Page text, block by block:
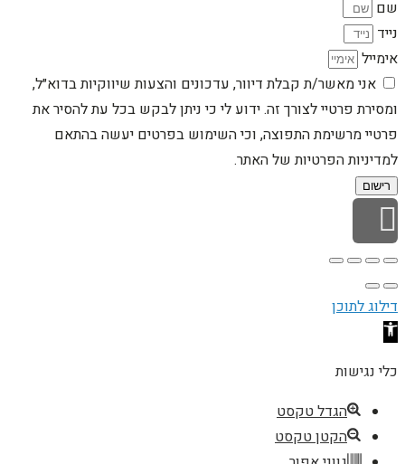
שם
נייד
אימייל
אני מאשר/ת קבלת דיוור, עדכונים והצעות שיווקיות בדוא״ל,
ומסירת פרטיי לצורך זה. ידוע לי כי ניתן לבקש בכל עת להסיר את
פרטיי מרשימת התפוצה, וכי השימוש בפרטים יעשה בהתאם
למדיניות הפרטיות של האתר.
רישום
גלילה לראש העמוד
דילוג לתוכן
פתח סרגל נגישות
כלי נגישות
הגדל טקסט
הקטן טקסט